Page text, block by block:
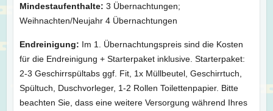
Mindestaufenthalte: 3 Übernachtungen;
Weihnachten/Neujahr 4 Übernachtungen
Endreinigung: Im 1. Übernachtungspreis sind die Kosten
für die Endreinigung + Starterpaket inklusive. Starterpaket:
2-3 Geschirrspültabs ggf. Fit, 1x Müllbeutel, Geschirrtuch,
Spültuch, Duschvorleger, 1-2 Rollen Toilettenpapier. Bitte
beachten Sie, dass eine weitere Versorgung während Ihres